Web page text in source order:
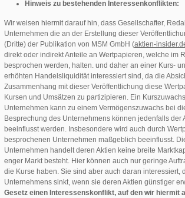
Hinweis zu bestehenden Interessenkonflikten:
Wir weisen hiermit darauf hin, dass Gesellschafter,
Unternehmen die an der Erstellung dieser
(Dritte) der Publikation von MSM GmbH (aktien-
direkt oder indirekt Anteile an Wertpapieren, welche im
besprochen werden, halten. und daher an einer Kurs-
erhöhten Handelsliquidität interessiert sind, da die
Zusammenhang mit dieser Veröffentlichung diese
Kursen und Umsätzen zu partizipieren. Ein
Unternehmen kann zu einem Vermögenszuwachs bei
Besprechung des Unternehmens können jedenfalls
beeinflusst werden. Insbesondere wird auch durch
besprochenen Unternehmen maßgeblich beeinflusst.
Unternehmen handelt deren Aktien keine breite
enger Markt besteht. Hier können auch nur geringe
die Kurse haben. Sie sind aber auch daran interessiert,
Unternehmens sinkt, wenn sie deren Aktien günstiger
Gesetz einen Interessenskonflikt, auf den wir hiermit